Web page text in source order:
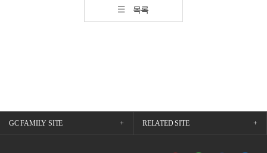
목록
GC FAMILY SITE RELATED SITE